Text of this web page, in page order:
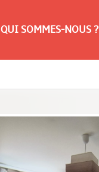
QUI SOMMES-NOUS ?